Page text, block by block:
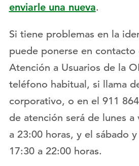
enviarle una nueva.
Si tiene problemas en la
puede ponerse en
Atención a Usuarios de la
teléfono habitual, si llama
corporativo, o en el 911
de atención será de lunes a
a 23:00 horas, y el sábado
17:30 a 22:00 horas.